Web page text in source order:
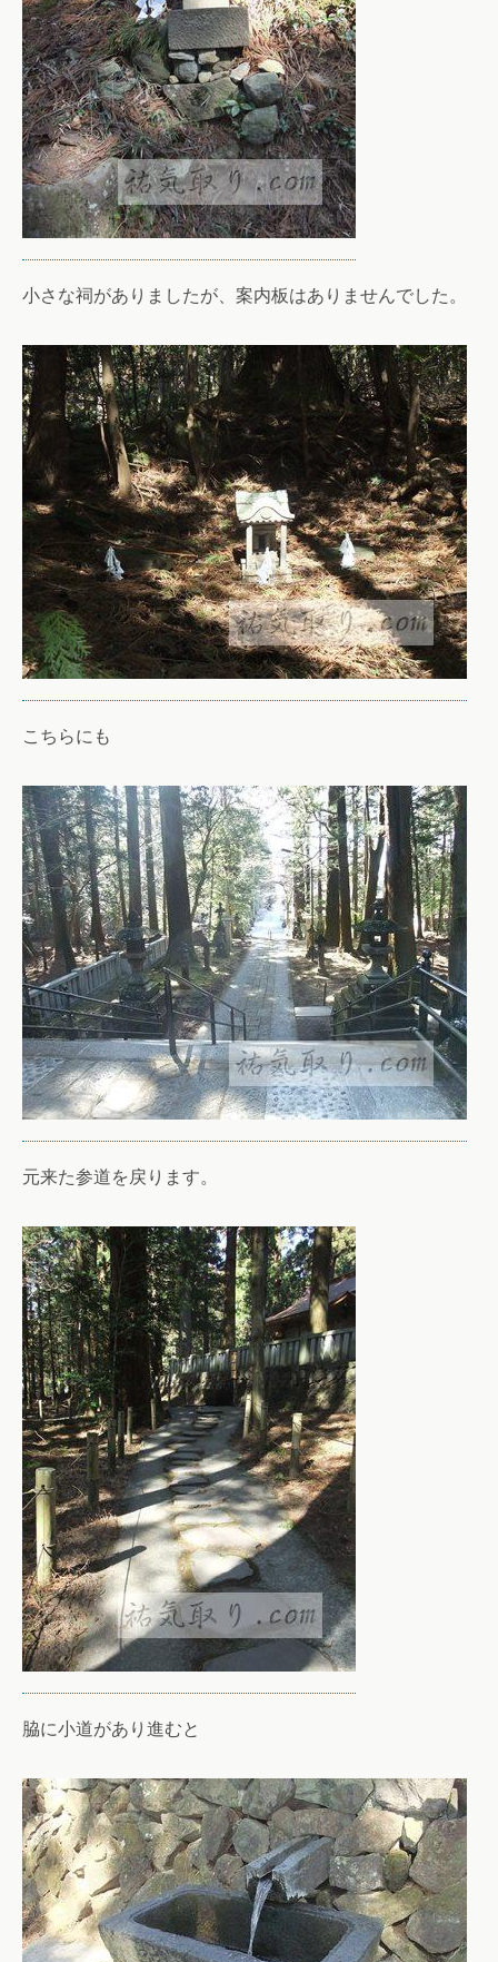
小さな祠がありましたが、案内板はありませんでした。
こちらにも
元来た参道を戻ります。
脇に小道があり進むと